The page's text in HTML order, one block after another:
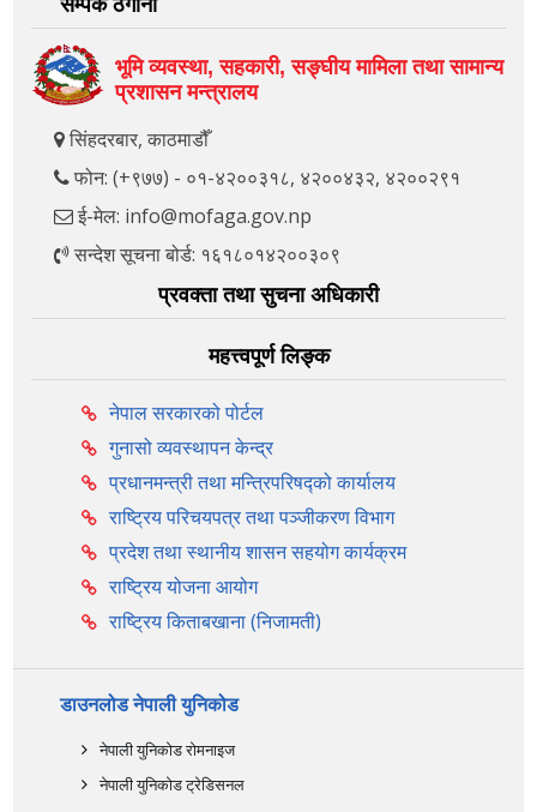
भूमि व्यवस्था, सहकारी, सङ्‍घीय मामिला तथा सामान्य
प्रशासन मन्त्रालय
सिंहदरबार, काठमाडौँ
फोन: (+९७७) - ०१-४२००३१८, ४२००४३२, ४२००२९१
ई-मेल: info@mofaga.gov.np
सन्देश सूचना बोर्ड: १६१८०१४२००३०९
प्रवक्ता तथा सुचना अधिकारी
महत्त्वपूर्ण लिङ्क
नेपाल सरकारको पोर्टल
गुनासो व्यवस्थापन केन्द्र
प्रधानमन्त्री तथा मन्त्रिपरिषद्को कार्यालय
राष्ट्रिय परिचयपत्र तथा पञ्‍जीकरण विभाग
प्रदेश तथा स्थानीय शासन सहयोग कार्यक्रम
राष्ट्रिय योजना आयोग
राष्ट्रिय किताबखाना (निजामती)
डाउनलोड नेपाली युनिकोड
नेपाली युनिकोड रोमनाइज
नेपाली युनिकोड ट्रेडिसनल